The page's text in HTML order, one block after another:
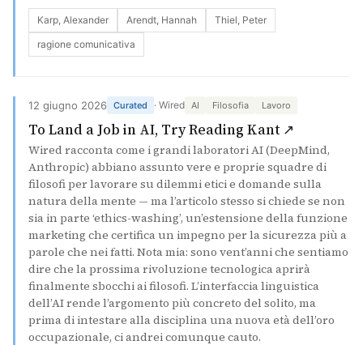
Karp, Alexander Arendt, Hannah
Thiel, Peter
ragione comunicativa
12 giugno 2026 Curated · Wired AI Filosofia Lavoro
To Land a Job in AI, Try Reading Kant ↗
Wired racconta come i grandi laboratori AI (DeepMind,
Anthropic) abbiano assunto vere e proprie squadre di
filosofi per lavorare su dilemmi etici e domande sulla
natura della mente — ma l’articolo stesso si chiede se non
sia in parte ‘ethics-washing’, un’estensione della funzione
marketing che certifica un impegno per la sicurezza più a
parole che nei fatti. Nota mia: sono vent’anni che sentiamo
dire che la prossima rivoluzione tecnologica aprirà
finalmente sbocchi ai filosofi. L’interfaccia linguistica
dell’AI rende l’argomento più concreto del solito, ma
prima di intestare alla disciplina una nuova età dell’oro
occupazionale, ci andrei comunque cauto.